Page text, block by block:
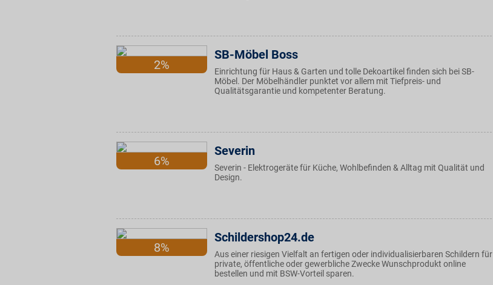
2%
SB-Möbel Boss
Einrichtung für Haus & Garten und tolle Dekoartikel finden sich bei SB-
Möbel. Der Möbelhändler punktet vor allem mit Tiefpreis- und
Qualitätsgarantie und kompetenter Beratung.
6%
Severin
Severin - Elektrogeräte für Küche, Wohlbefinden & Alltag mit Qualität und
Design.
8%
Schildershop24.de
Aus einer riesigen Vielfalt an fertigen oder individualisierbaren Schildern für
private, öffentliche oder gewerbliche Zwecke Wunschprodukt online
bestellen und mit BSW-Vorteil sparen.